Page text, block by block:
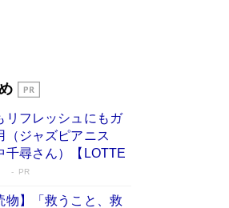
教わった“人を育てるコ
気シリーズ最新作どち
直木賞受賞作もランク
］
Book Bang
リフレッシュにもガ
（ジャズピアニス
尋さん）【LOTTE
PR
物】「救うこと、救